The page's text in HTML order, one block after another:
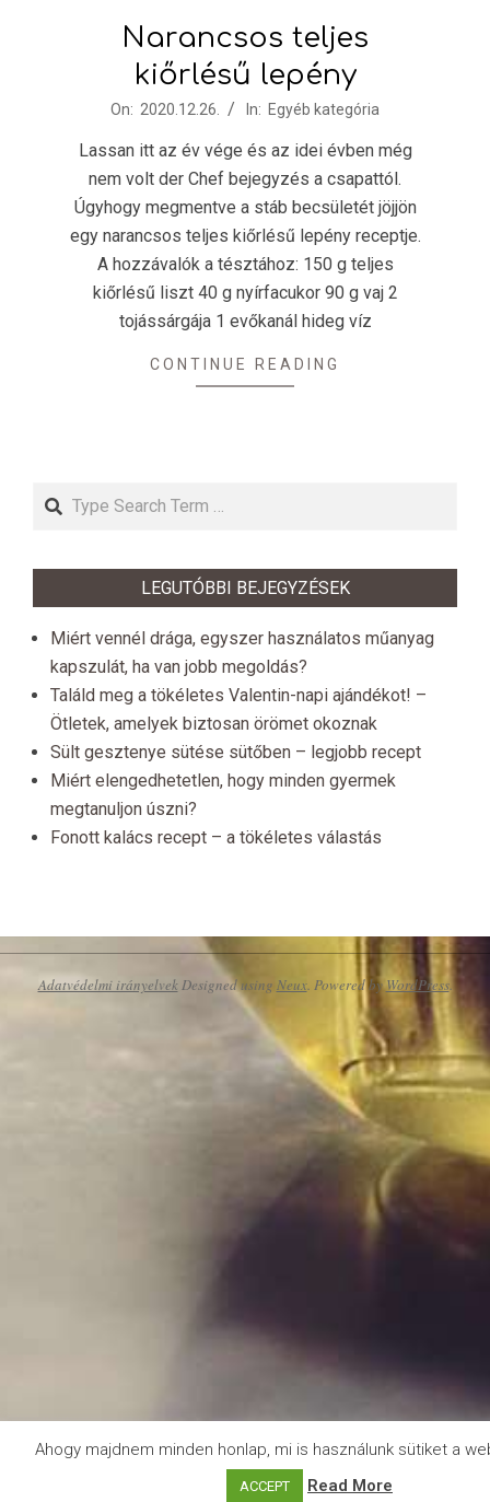
Narancsos teljes
kiőrlésű lepény
26
On: 2020.12.26. In: Egyéb kategória
Lassan itt az év vége és az idei évben még
nem volt der Chef bejegyzés a csapattól.
Úgyhogy megmentve a stáb becsületét jöjjön
egy narancsos teljes kiőrlésű lepény receptje.
A hozzávalók a tésztához: 150 g teljes
kiőrlésű liszt 40 g nyírfacukor 90 g vaj 2
tojássárgája 1 evőkanál hideg víz
CONTINUE READING
Search
LEGUTÓBBI BEJEGYZÉSEK
Miért vennél drága, egyszer használatos műanyag
kapszulát, ha van jobb megoldás?
Találd meg a tökéletes Valentin-napi ajándékot! –
Ötletek, amelyek biztosan örömet okoznak
Sült gesztenye sütése sütőben – legjobb recept
Miért elengedhetetlen, hogy minden gyermek
megtanuljon úszni?
Fonott kalács recept – a tökéletes válastás
Adatvédelmi irányelvekDesigned using Neux. Powered byWordPress.
Ahogy majdnem minden honlap, mi is használunk sütiket a
ACCEPT Read More